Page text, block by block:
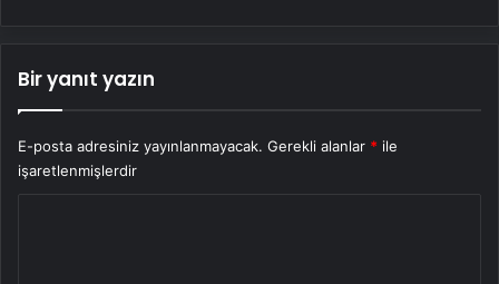
Bir yanıt yazın
E-posta adresiniz yayınlanmayacak. Gerekli alanlar * ile
işaretlenmişlerdir